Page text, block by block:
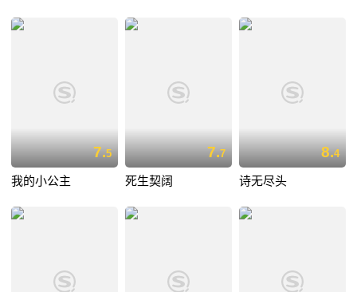
7.5
我的小公主
7.7
死生契阔
8.4
诗无尽头